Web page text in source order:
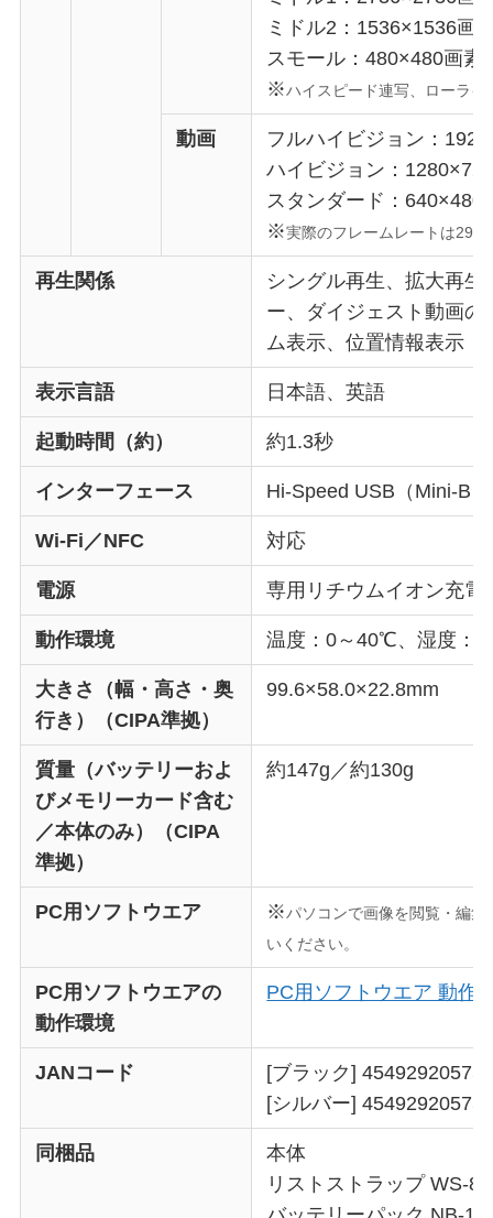
ミドル2：1536×1536画
スモール：480×480画素
※ハイスピード連写、ローラ
動画
フルハイビジョン：
ハイビジョン：
スタンダード：640×480
※実際のフレームレートは
再生関係
シングル再生、拡大再
ー、ダイジェスト動画
ム表示、位置情報表示
表示言語 日本語、英語
起動時間（約） 約1.3秒
インターフェース Hi-Speed USB（Mini-B
Wi-Fi／NFC 対応
電源 専用リチウムイオン充電
動作環境 温度：0～40℃、湿度：
大きさ（幅・高さ・奥
行き）（CIPA準拠）
99.6×58.0×22.8mm
質量（バッテリーおよ
びメモリーカード含む
／本体のみ）（CIPA
準拠）
約147g／約130g
PC用ソフトウエア ※パソコンで画像を閲覧・編
いください。
PC用ソフトウエアの
動作環境
PC用ソフトウエア 動作
JANコード
[ブラック]
[シルバー]
同梱品
本体
リストストラップ WS-